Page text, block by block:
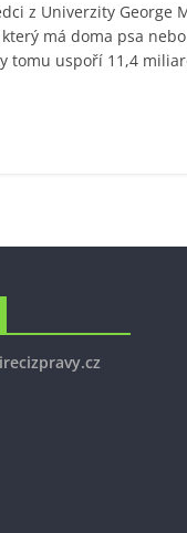
z Univerzity George
má doma psa
tomu uspoří 11,4